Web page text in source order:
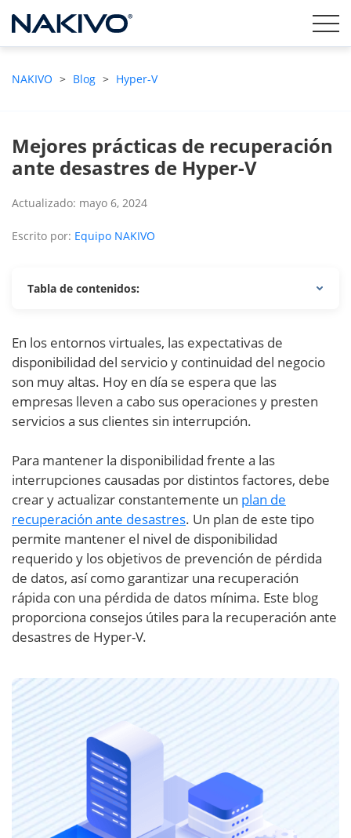
NAKIVO > Blog > Hyper-V
Mejores prácticas de recuperación
ante desastres de Hyper-V
Actualizado: mayo 6, 2024
Escrito por: Equipo NAKIVO
Tabla de contenidos:
En los entornos virtuales, las expectativas de
disponibilidad del servicio y continuidad del negocio
son muy altas. Hoy en día se espera que las
empresas lleven a cabo sus operaciones y presten
servicios a sus clientes sin interrupción.
Para mantener la disponibilidad frente a las
interrupciones causadas por distintos factores, debe
crear y actualizar constantemente un plan de
recuperación ante desastres. Un plan de este tipo
permite mantener el nivel de disponibilidad
requerido y los objetivos de prevención de pérdida
de datos, así como garantizar una recuperación
rápida con una pérdida de datos mínima. Este blog
proporciona consejos útiles para la recuperación ante
desastres de Hyper-V.